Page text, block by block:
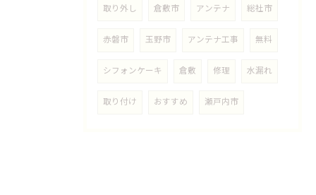
取り外し 倉敷市 アンテナ 総社市
赤磐市 玉野市 アンテナ工事 無料
シフォンケーキ 倉敷 修理 水漏れ
取り付け おすすめ 瀬戸内市